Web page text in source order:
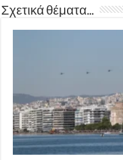
Σχετικά θέματα...